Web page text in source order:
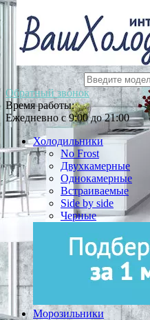
Обратный звонок
Время работы:
Ежедневно с 9:00 до 21:00
Холодильники
No Frost
Двухкамерные
Однокамерные
Встраиваемые
Side by side
Черные
Морозильники